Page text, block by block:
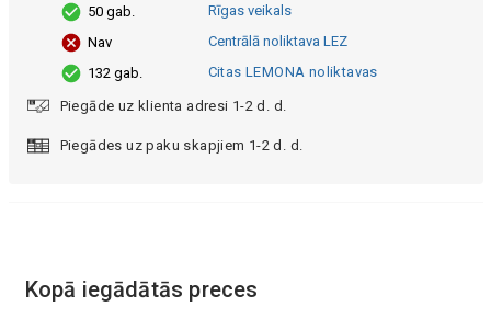
50 gab.
Rīgas veikals
Nav
Centrālā noliktava LEZ
132 gab.
Citas LEMONA noliktavas
Piegāde uz klienta adresi 1-2 d. d.
Piegādes uz paku skapjiem 1-2 d. d.
Kopā iegādātās preces